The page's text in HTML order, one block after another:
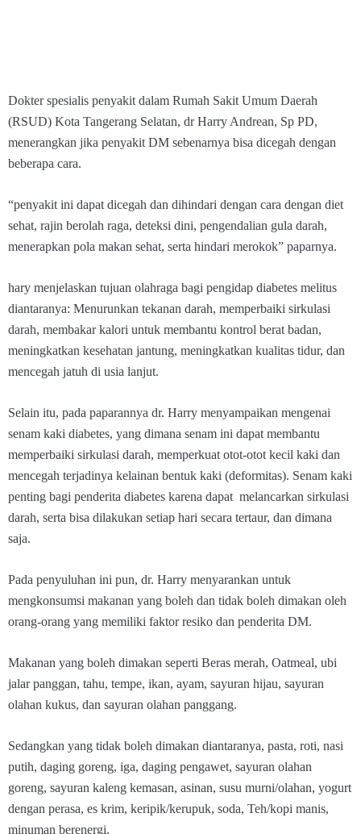
Dokter spesialis penyakit dalam Rumah Sakit Umum Daerah
(RSUD) Kota Tangerang Selatan, dr Harry Andrean, Sp PD,
menerangkan jika penyakit DM sebenarnya bisa dicegah dengan
beberapa cara.
“penyakit ini dapat dicegah dan dihindari dengan cara dengan diet
sehat, rajin berolah raga, deteksi dini, pengendalian gula darah,
menerapkan pola makan sehat, serta hindari merokok” paparnya.
hary menjelaskan tujuan olahraga bagi pengidap diabetes melitus
diantaranya: Menurunkan tekanan darah, memperbaiki sirkulasi
darah, membakar kalori untuk membantu kontrol berat badan,
meningkatkan kesehatan jantung, meningkatkan kualitas tidur, dan
mencegah jatuh di usia lanjut.
Selain itu, pada paparannya dr. Harry menyampaikan mengenai
senam kaki diabetes, yang dimana senam ini dapat membantu
memperbaiki sirkulasi darah, memperkuat otot-otot kecil kaki dan
mencegah terjadinya kelainan bentuk kaki (deformitas). Senam kaki
penting bagi penderita diabetes karena dapat melancarkan sirkulasi
darah, serta bisa dilakukan setiap hari secara tertaur, dan dimana
saja.
Pada penyuluhan ini pun, dr. Harry menyarankan untuk
mengkonsumsi makanan yang boleh dan tidak boleh dimakan oleh
orang-orang yang memiliki faktor resiko dan penderita DM.
Makanan yang boleh dimakan seperti Beras merah, Oatmeal, ubi
jalar panggan, tahu, tempe, ikan, ayam, sayuran hijau, sayuran
olahan kukus, dan sayuran olahan panggang.
Sedangkan yang tidak boleh dimakan diantaranya, pasta, roti, nasi
putih, daging goreng, iga, daging pengawet, sayuran olahan
goreng, sayuran kaleng kemasan, asinan, susu murni/olahan, yogurt
dengan perasa, es krim, keripik/kerupuk, soda, Teh/kopi manis,
minuman berenergi.